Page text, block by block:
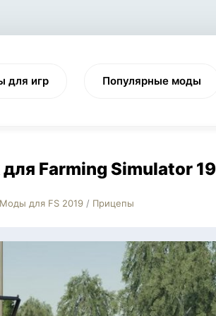
для игр
VALHEIM CYBERPUNK 2077
Популярные моды
Farming Simulator 19
Моды для FS 2019 / Прицепы